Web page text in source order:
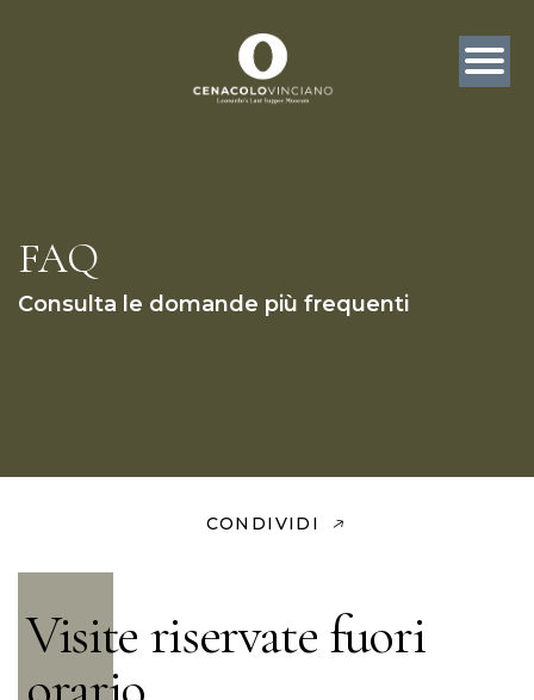
FAQ
Consulta le domande più frequenti
CONDIVIDI
Visite riservate fuori